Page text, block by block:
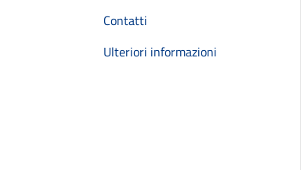
Contatti
Ulteriori informazioni